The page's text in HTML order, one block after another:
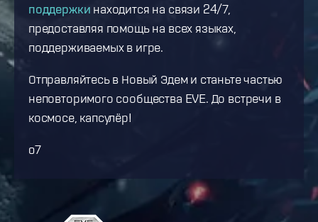
поддержки находится на связи 24/7,
предоставляя помощь на всех языках,
поддерживаемых в игре.
Отправляйтесь в Новый Эдем и станьте частью
неповторимого сообщества EVE. До встречи в
космосе, капсулёр!
o7